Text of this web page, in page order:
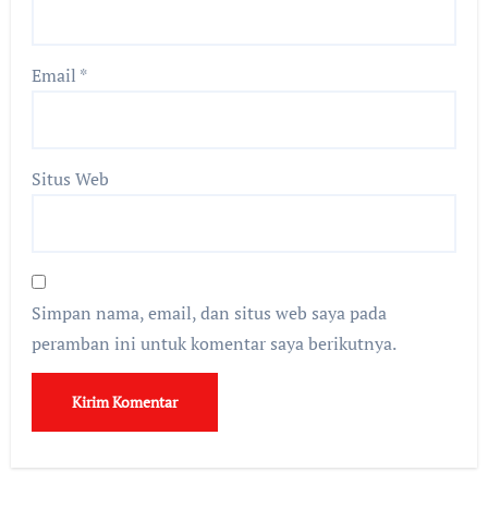
Email *
Situs Web
Simpan nama, email, dan situs web saya pada
peramban ini untuk komentar saya berikutnya.